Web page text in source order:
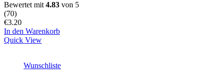
Bewertet mit 4.83 von 5
(70)
€3.20
In den Warenkorb
Quick View
Wunschliste